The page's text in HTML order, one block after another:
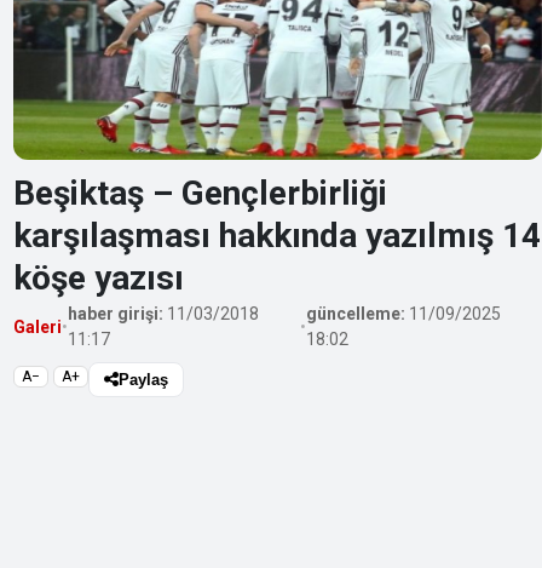
Beşiktaş – Gençlerbirliği
karşılaşması hakkında yazılmış 14
köşe yazısı
Galeri•
haber girişi: 11/03/2018
11:17
•
güncelleme: 11/09/2025
18:02
A− A+ Paylaş